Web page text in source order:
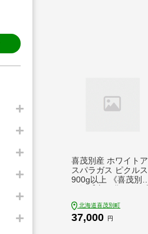
喜茂別産 ホワイトア
スパラガス ピクルス
900g以上 《喜茂別
パラガス ホワイトア
スパラガス 季節の野
北海道喜茂別町
37,000 円